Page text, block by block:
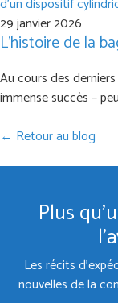
29 janvier 2026
L’histoire de la
Au cours des
immense succès –
← Retour au blog
Plus
Les récits
nouvelles de la